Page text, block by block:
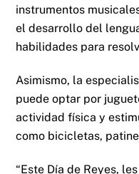
instrumentos
el desarrollo del
habilidades para
Asimismo, la
puede optar por
actividad física y
como bicicletas,
“Este Día de Reyes,